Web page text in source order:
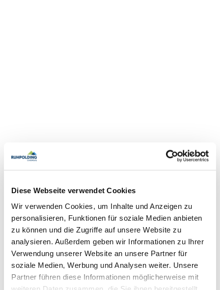
Diese Webseite verwendet Cookies
Wir verwenden Cookies, um Inhalte und Anzeigen zu
personalisieren, Funktionen für soziale Medien anbieten
zu können und die Zugriffe auf unsere Website zu
analysieren. Außerdem geben wir Informationen zu Ihrer
Verwendung unserer Website an unsere Partner für
soziale Medien, Werbung und Analysen weiter. Unsere
Partner führen diese Informationen möglicherweise mit